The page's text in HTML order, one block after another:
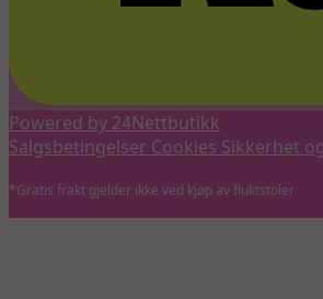
Powered by 24Nettbutikk
Salgsbetingelser Cookies Sikkerhet
*Gratis frakt gjelder ikke ved kjøp av fluktstoler